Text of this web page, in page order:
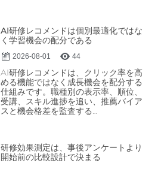
AI研修レコメンドは個別最適化ではな
く学習機会の配分である
2026-08-01 44
AI研修レコメンドは、クリック率を高
める機能ではなく成長機会を配分する
仕組みです。職種別の表示率、順位、
受講、スキル進捗を追い、推薦バイア
スと機会格差を監査する…
研修効果測定は、事後アンケートより
開始前の比較設計で決まる